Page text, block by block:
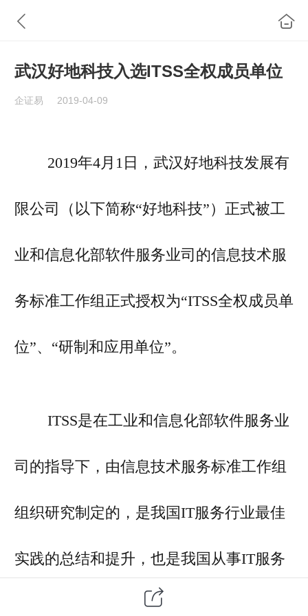
武汉好地科技入选ITSS全权成员单位
企证易 2019-04-09
2019年4月1日，武汉好地科技发展有
限公司（以下简称“好地科技”）正式被工
业和信息化部软件服务业司的信息技术服
务标准工作组正式授权为“ITSS全权成员单
位”、“研制和应用单位”。
ITSS是在工业和信息化部软件服务业
司的指导下，由信息技术服务标准工作组
组织研究制定的，是我国IT服务行业最佳
实践的总结和提升，也是我国从事IT服务
研发、供应、推广和应用等各类组织自主